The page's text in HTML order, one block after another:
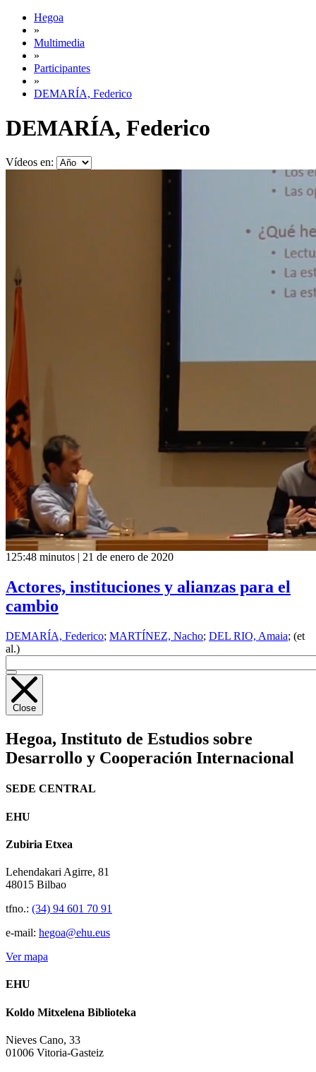
Hegoa
»
Multimedia
»
Participantes
»
DEMARÍA, Federico
DEMARÍA, Federico
Vídeos en:
125:48 minutos | 21 de enero de 2020
Actores, instituciones y alianzas para el
cambio
DEMARÍA, Federico; MARTÍNEZ, Nacho; DEL RIO, Amaia; (et
al.)
Close
Hegoa, Instituto de Estudios sobre
Desarrollo y Cooperación Internacional
SEDE CENTRAL
EHU
Zubiria Etxea
Lehendakari Agirre, 81
48015 Bilbao
tfno.: (34) 94 601 70 91
e-mail: hegoa@ehu.eus
Ver mapa
EHU
Koldo Mitxelena Biblioteka
Nieves Cano, 33
01006 Vitoria-Gasteiz